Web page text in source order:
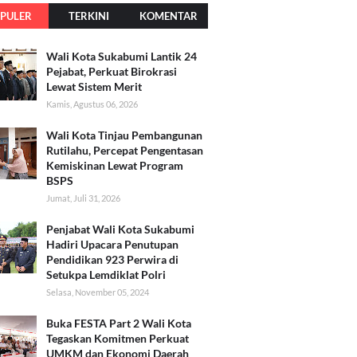
TERKINI KOMENTAR
Wali Kota Sukabumi Lantik 24
Pejabat, Perkuat Birokrasi
Lewat Sistem Merit
Kamis, Agustus 06, 2026
Wali Kota Tinjau Pembangunan
Rutilahu, Percepat Pengentasan
Kemiskinan Lewat Program
BSPS
Jumat, Juli 31, 2026
Penjabat Wali Kota Sukabumi
Hadiri Upacara Penutupan
Pendidikan 923 Perwira di
Setukpa Lemdiklat Polri
Selasa, November 05, 2024
Buka FESTA Part 2 Wali Kota
Tegaskan Komitmen Perkuat
UMKM dan Ekonomi Daerah